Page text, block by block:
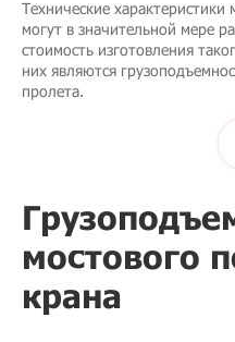
Технические характеристики
могут в значительной мере
стоимость изготовления
них являются
пролета.
мостового
крана